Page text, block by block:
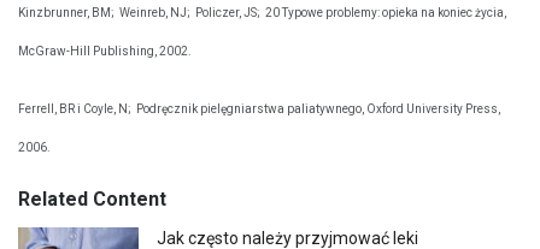
Kinzbrunner, BM; Weinreb, NJ; Policzer, JS; 20 Typowe problemy: opieka na koniec życia,
McGraw-Hill Publishing, 2002.
Ferrell, BR i Coyle, N; Podręcznik pielęgniarstwa paliatywnego, Oxford University Press,
2006.
Related Content
Jak często należy przyjmować leki